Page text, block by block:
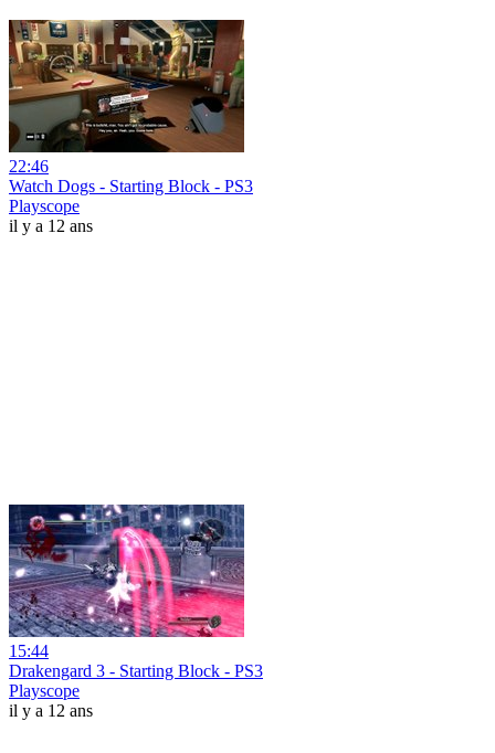
22:46
Watch Dogs - Starting Block - PS3
Playscope
il y a 12 ans
15:44
Drakengard 3 - Starting Block - PS3
Playscope
il y a 12 ans